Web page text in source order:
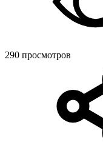
290 просмотров